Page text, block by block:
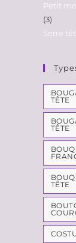
Petit
3
Serre
TÊTE
TÊTE
TÊTE